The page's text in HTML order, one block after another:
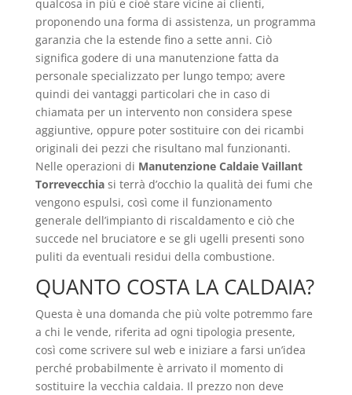
qualcosa in più e cioè stare vicine ai clienti,
proponendo una forma di assistenza, un programma
garanzia che la estende fino a sette anni. Ciò
significa godere di una manutenzione fatta da
personale specializzato per lungo tempo; avere
quindi dei vantaggi particolari che in caso di
chiamata per un intervento non considera spese
aggiuntive, oppure poter sostituire con dei ricambi
originali dei pezzi che risultano mal funzionanti.
Nelle operazioni di Manutenzione Caldaie Vaillant
Torrevecchiasi terrà d’occhio la qualità dei fumi che
vengono espulsi, così come il funzionamento
generale dell’impianto di riscaldamento e ciò che
succede nel bruciatore e se gli ugelli presenti sono
puliti da eventuali residui della combustione.
QUANTO COSTA LA CALDAIA?
Questa è una domanda che più volte potremmo fare
a chi le vende, riferita ad ogni tipologia presente,
così come scrivere sul web e iniziare a farsi un’idea
perché probabilmente è arrivato il momento di
sostituire la vecchia caldaia. Il prezzo non deve